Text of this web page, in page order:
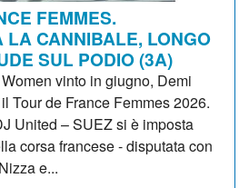
FEMMES.
LA CANNIBALE, LONGO
SUL PODIO (3A)
vinto in giugno, Demi
Tour de France Femmes 2026.
United – SUEZ si è imposta
corsa francese - disputata con
e...